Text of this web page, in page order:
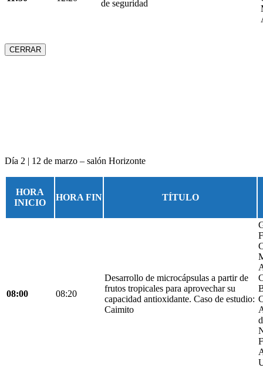
de seguridad
CERRAR
Día 2 | 12 de marzo – salón Horizonte
HORA
INICIO
HORA FIN TÍTULO
08:00 08:20
Desarrollo de microcápsulas a partir de
frutos tropicales para aprovechar su
capacidad antioxidante. Caso de estudio:
Caimito